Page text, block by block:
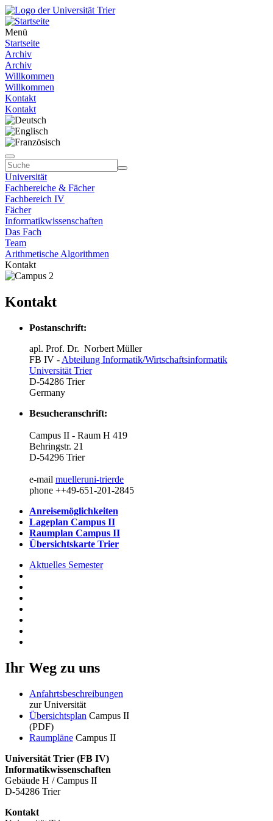
Menü
Startseite
Archiv
Archiv
Willkommen
Willkommen
Kontakt
Kontakt
Universität
Fachbereiche & Fächer
Fachbereich IV
Fächer
Informatikwissenschaften
Das Fach
Team
Arithmetische Algorithmen
Kontakt
Kontakt
Postanschrift:
apl. Prof. Dr. Norbert Müller
FB IV - Abteilung Informatik/Wirtschaftsinformatik
Universität Trier
D-54286 Trier
Germany
Besucheranschrift:
Campus II - Raum H 419
Behringstr. 21
D-54296 Trier
e-mail muelleruni-trierde
phone ++49-651-201-2845
Anreisemöglichkeiten
Lageplan Campus II
Raumplan Campus II
Übersichtskarte Trier
Aktuelles Semester
Ihr Weg zu uns
Anfahrtsbeschreibungen
zur Universität
Übersichtsplan Campus II
(PDF)
Raumpläne Campus II
Universität Trier (FB IV)
Informatikwissenschaften
Gebäude H / Campus II
D-54286 Trier
Kontakt